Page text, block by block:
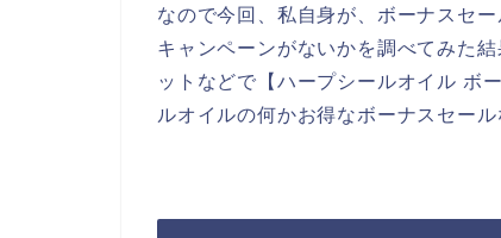
なので今回、私自身が、ボーナスセ
キャンペーンがないかを調べてみた
ットなどで【ハープシールオイル ボ
ルオイルの何かお得なボーナスセー